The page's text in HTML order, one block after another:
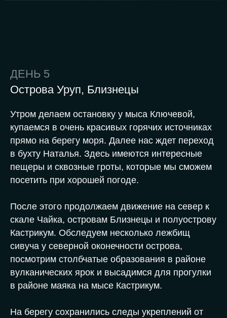
ДЕНЬ 5
Острова Уруп, Близнецы
Утром делаем остановку у мыса Ключевой,
купаемся в очень красивых горячих источниках
прямо на берегу моря. Далее нас ждет переход
в бухту Наталья. Здесь имеются интересные
пещеры и сквозные гроты, которые мы сможем
посетить при хорошей погоде.
После этого продолжаем движение на север к
скале Чайка, островам Близнецы и полуострову
Кастрикум. Обследуем несколько лежбищ
сивуча у северной оконечности острова,
посмотрим столбчатые образования в районе
вулканических ярок и высадимся для прогулки
в районе маяка на мысе Кастрикум.
На берегу сохранились следы укреплений от